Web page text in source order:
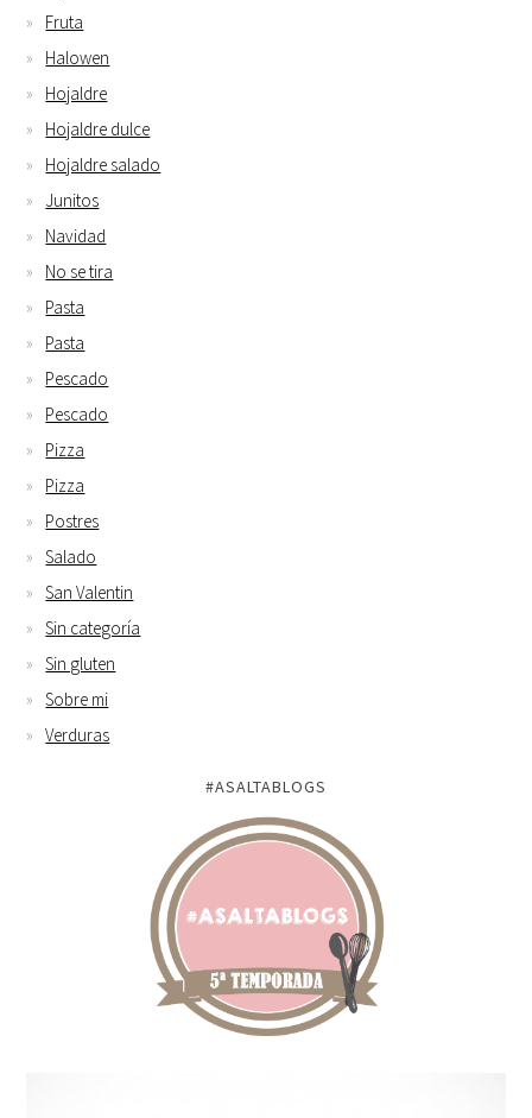
Fruta
Halowen
Hojaldre
Hojaldre dulce
Hojaldre salado
Junitos
Navidad
No se tira
Pasta
Pasta
Pescado
Pescado
Pizza
Pizza
Postres
Salado
San Valentin
Sin categoría
Sin gluten
Sobre mi
Verduras
#ASALTABLOGS